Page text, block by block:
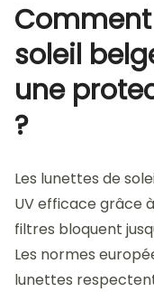
soleil
une
?
Les lunettes de
UV efficace grâce
filtres bloquent
Les normes
lunettes